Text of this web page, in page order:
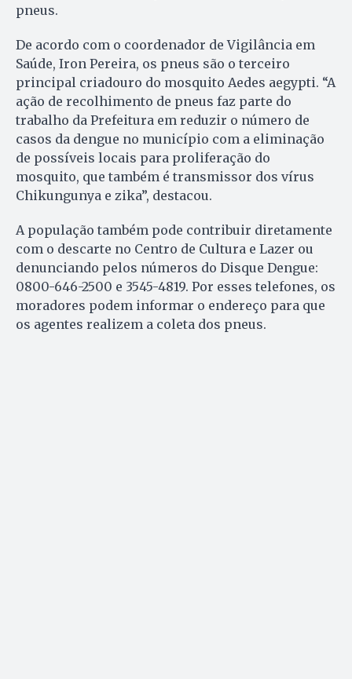
pneus.
De acordo com o coordenador de Vigilância em
Saúde, Iron Pereira, os pneus são o terceiro
principal criadouro do mosquito Aedes aegypti. “A
ação de recolhimento de pneus faz parte do
trabalho da Prefeitura em reduzir o número de
casos da dengue no município com a eliminação
de possíveis locais para proliferação do
mosquito, que também é transmissor dos vírus
Chikungunya e zika”, destacou.
A população também pode contribuir diretamente
com o descarte no Centro de Cultura e Lazer ou
denunciando pelos números do Disque Dengue:
0800-646-2500 e 3545-4819. Por esses telefones, os
moradores podem informar o endereço para que
os agentes realizem a coleta dos pneus.